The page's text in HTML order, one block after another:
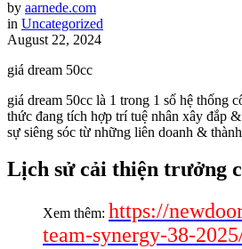
by aarnede.com
in Uncategorized
August 22, 2024
giá dream 50cc
giá dream 50cc là 1 trong 1 số hệ thống
thức đang tích hợp trí tuệ nhân xây đắp
sự siêng sóc từ những liên doanh &
Lịch sử cải thiện trưởng
Xem thêm: https://
team-synergy-38-